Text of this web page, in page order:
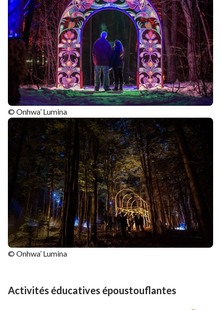
© Onhwa’ Lumina
© Onhwa’ Lumina
Activités éducatives époustouflantes